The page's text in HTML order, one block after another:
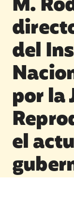
del
por la
el